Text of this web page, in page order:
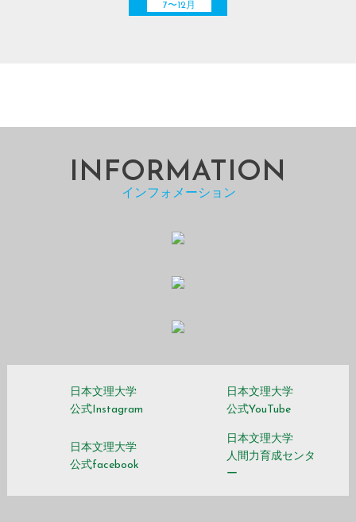
7〜12月
INFORMATION
インフォメーション
日本文理大学
公式Instagram
日本文理大学
公式YouTube
日本文理大学
公式facebook
日本文理大学
人間力育成センタ
ー